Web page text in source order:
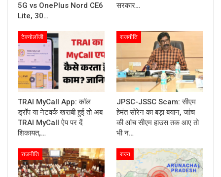
5G vs OnePlus Nord CE6
Lite, 30…
सरकार…
टेक्नोलॉजी
TRAI MyCall App: कॉल
ड्रॉप या नेटवर्क खराबी हुई तो अब
TRAI MyCall ऐप पर दें
शिकायत,…
राजनीति
JPSC-JSSC Scam: सीएम
हेमंत सोरेन का बड़ा बयान, जांच
की आंच सीएम हाउस तक आए तो
भी न…
राजनीति राज्य